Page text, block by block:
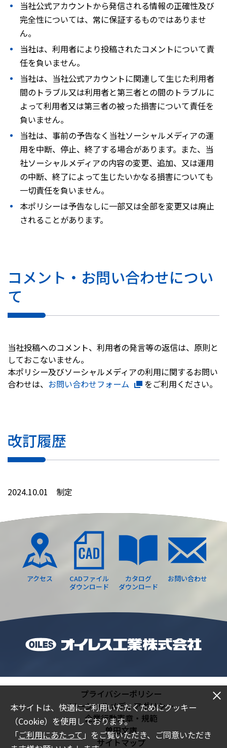
本サイトは、快適にご利用いただくためにクッキー
（Cookie）を使用しております。
「ご利用にあたって 」をご覧いただき、ご同意いただき
当社公式アカウントから発信される情報の正確性及び
完全性については、常に保証するものではありませ
ん。
当社は、利用者により投稿されたコメントについて責
任を負いません。
当社は、当社公式アカウントに関連して生じた利用者
間のトラブル又は利用者と第三者との間のトラブルに
よって利用者又は第三者の被った損害について責任を
負いません。
当社は、事前の予告なく当社ソーシャルメディアの運
用を中断、停止、終了する場合があります。また、当
社ソーシャルメディアの内容の変更、追加、又は運用
の中断、終了によって生じたいかなる損害についても
一切責任を負いません。
本ポリシーは予告なしに一部又は全部を変更又は廃止
されることがあります。
コメント・お問い合わせについ
て
当社投稿へのコメント、利用者の発言等の返信は、原則と
しておこないません。
本ポリシー及びソーシャルメディアの利用に関するお問い
合わせは、 お問い合わせフォーム をご利用ください。
改訂履歴
2024.10.01 制定
アクセス
CADファイル
ダウンロード
カタログ
ダウンロード
お問い合わせ
プライバシーポリシー
ソーシャルメディアポリシー
企業行動憲章・規範
曽田文庫
サイトマップ